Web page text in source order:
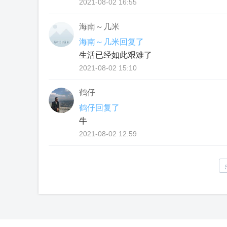
2021-08-02 16:55
海南～几米
海南～几米回复了
生活已经如此艰难了
2021-08-02 15:10
鹤仔
鹤仔回复了
牛
2021-08-02 12:59